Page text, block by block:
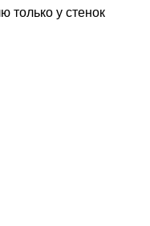
только у стенок